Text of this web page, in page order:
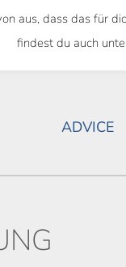
ADVICE
aus, dass das für
findest du auch